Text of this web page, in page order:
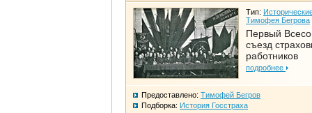
Тип:
Тимофея Бегрова
Первый
съезд
работников
подробнее
Предоставлено: Тимофей Бегров
Подборка: История Госстраха